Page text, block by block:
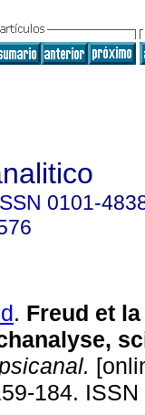
0101-
. Freud et
184.